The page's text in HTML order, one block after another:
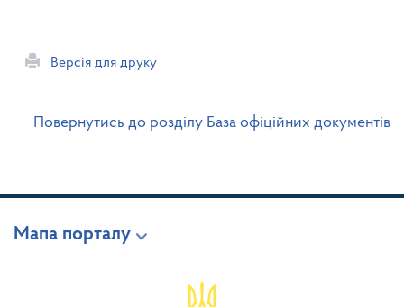
Версія для друку
Повернутись до розділу База офіційних документів
Мапа порталу